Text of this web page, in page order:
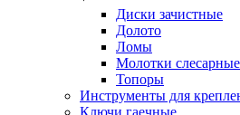
Диски зачистные
Долото
Ломы
Молотки слесарные
Топоры
Инструменты для
Ключи гаечные